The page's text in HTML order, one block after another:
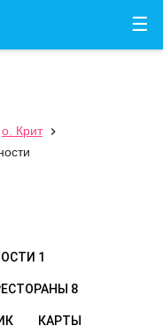
☰
о. Крит

1
8
КАРТЫ